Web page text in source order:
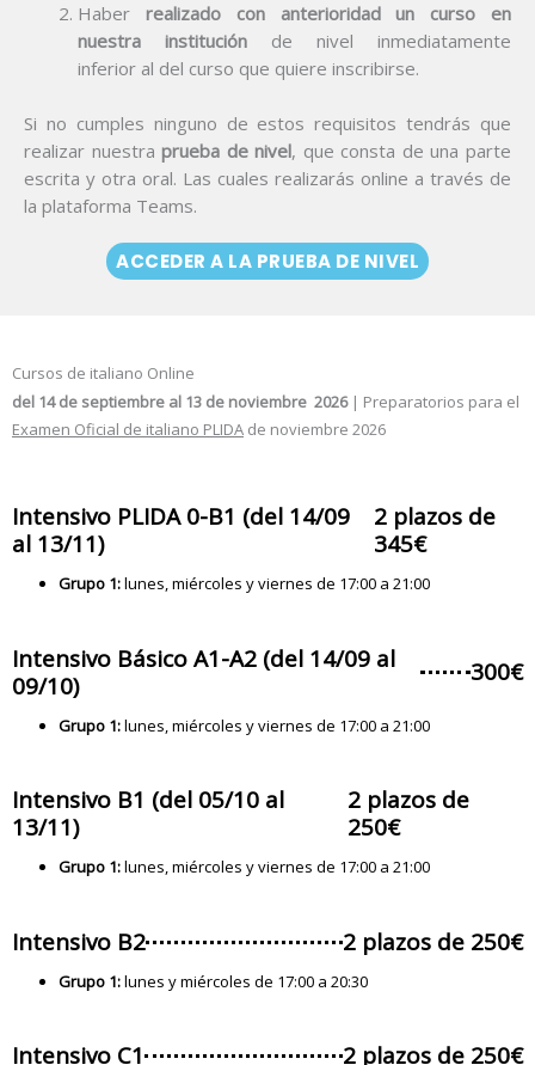
Haber realizado con anterioridad un curso en
nuestra institución de nivel inmediatamente
inferior al del curso que quiere inscribirse.
Si no cumples ninguno de estos requisitos tendrás que
realizar nuestraprueba de nivel, que consta de una parte
escrita y otra oral. Las cuales realizarás online a través de
la plataforma Teams.
ACCEDER A LA PRUEBA DE NIVEL
Cursos de italiano Online
del 14 de septiembre al 13 de noviembre 2026| Preparatorios para el
Examen Oficial de italiano PLIDA de noviembre 2026
Intensivo PLIDA 0-B1 (del 14/09
al 13/11)
2 plazos de
345€
Grupo 1:lunes, miércoles y viernes de 17:00 a 21:00
Intensivo Básico A1-A2 (del 14/09 al
09/10)
300€
Grupo 1:lunes, miércoles y viernes de 17:00 a 21:00
Intensivo B1 (del 05/10 al
13/11)
2 plazos de
250€
Grupo 1:lunes, miércoles y viernes de 17:00 a 21:00
Intensivo B2 2 plazos de 250€
Grupo 1:lunes y miércoles de 17:00 a 20:30
Intensivo C1 2 plazos de 250€